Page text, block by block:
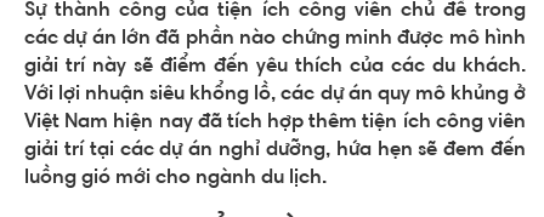
Sự thành công của tiện ích công viên chủ đề trong
các dự án lớn đã phần nào chứng minh được mô hình
giải trí này sẽ điểm đến yêu thích của các du khách.
Với lợi nhuận siêu khổng lồ, các dự án quy mô khủng ở
Việt Nam hiện nay đã tích hợp thêm tiện ích công viên
giải trí tại các dự án nghỉ dưỡng, hứa hẹn sẽ đem đến
luồng gió mới cho ngành du lịch.